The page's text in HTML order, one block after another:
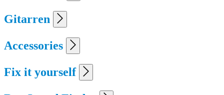
Gitarren
Accessories
Fix it yourself